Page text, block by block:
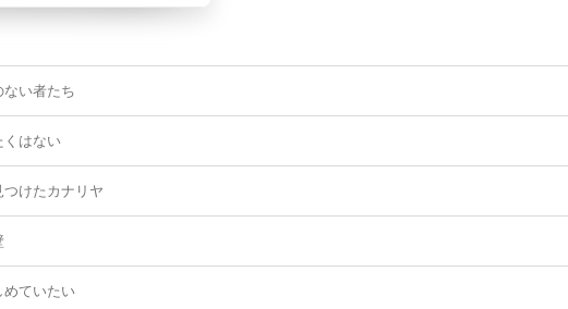
ない者たち
くはない
つけたカナリヤ
めていたい